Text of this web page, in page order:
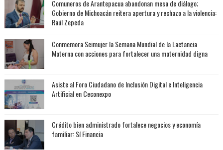
Comuneros de Arantepacua abandonan mesa de diálogo;
Gobierno de Michoacán reitera apertura y rechazo a la violencia:
Raúl Zepeda
Conmemora Seimujer la Semana Mundial de la Lactancia
Materna con acciones para fortalecer una maternidad digna
Asiste al Foro Ciudadano de Inclusión Digital e Inteligencia
Artificial en Ceconexpo
Crédito bien administrado fortalece negocios y economía
familiar: Sí Financia